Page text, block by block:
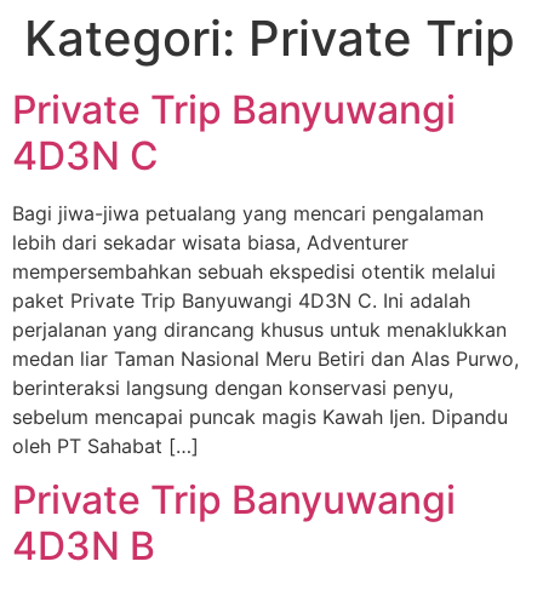
Kategori: Private Trip
Private Trip Banyuwangi
4D3N C
Bagi jiwa-jiwa petualang yang mencari pengalaman
lebih dari sekadar wisata biasa, Adventurer
mempersembahkan sebuah ekspedisi otentik melalui
paket Private Trip Banyuwangi 4D3N C. Ini adalah
perjalanan yang dirancang khusus untuk menaklukkan
medan liar Taman Nasional Meru Betiri dan Alas Purwo,
berinteraksi langsung dengan konservasi penyu,
sebelum mencapai puncak magis Kawah Ijen. Dipandu
oleh PT Sahabat […]
Private Trip Banyuwangi
4D3N B